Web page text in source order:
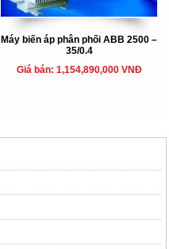
Máy biến áp phân phối ABB 2500 –
35/0.4
Giá bán: 1,154,890,000 VNĐ